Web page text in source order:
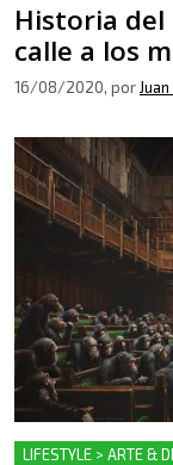
Historia del
calle a los
16/08/2020, por
LIFESTYLE > ARTE &